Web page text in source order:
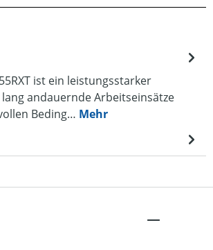
ist ein leistungsstarker
andauernde Arbeitseinsätze
Beding… Mehr